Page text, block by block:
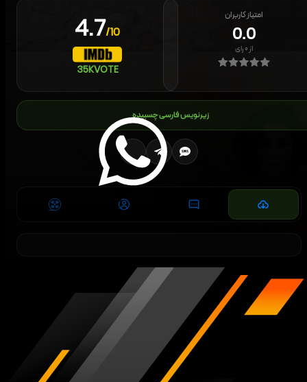
4.7/10
35KVOTE
امتیاز کاربران
0.0
از۰رای
زیرنویس فارسی چسبیده